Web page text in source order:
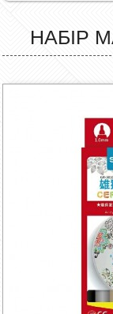
НАБІР